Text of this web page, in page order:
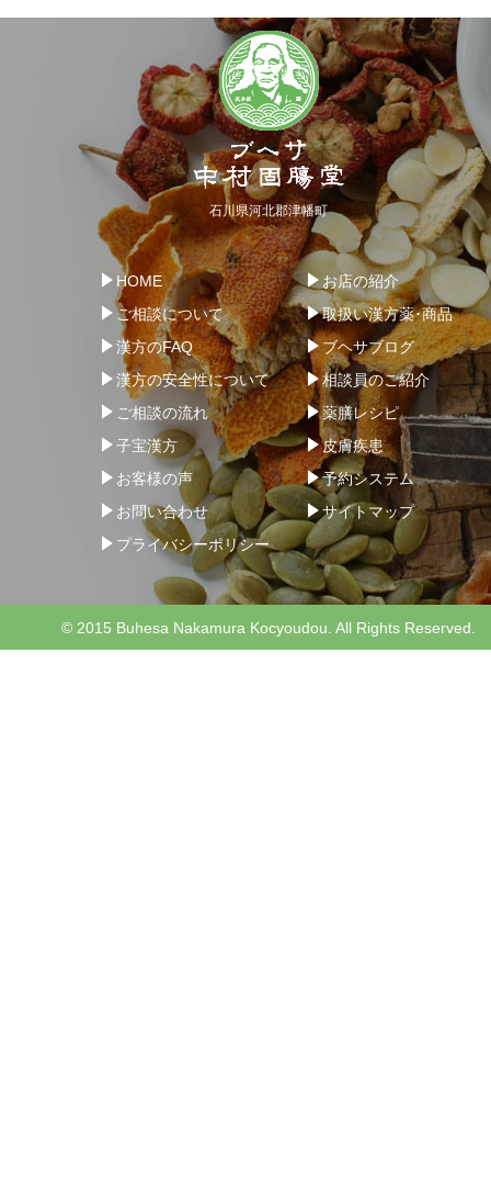
石川県河北郡津幡町
HOME
お店の紹介
ご相談について
取扱い漢方薬･商品
漢方のFAQ
ブヘサブログ
漢方の安全性について
相談員のご紹介
ご相談の流れ
薬膳レシピ
子宝漢方
皮膚疾患
お客様の声
予約システム
お問い合わせ
サイトマップ
プライバシーポリシー
© 2015 Buhesa Nakamura Kocyoudou. All Rights Reserved.